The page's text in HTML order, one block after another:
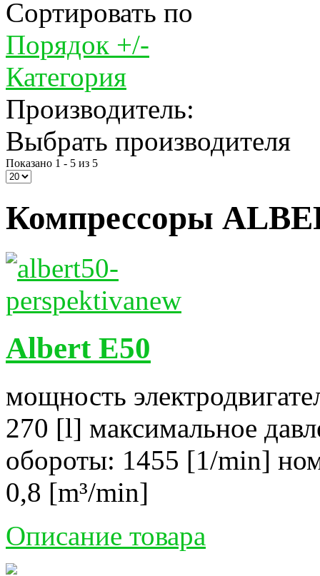
Сортировать по
Порядок +/-
Категория
Производитель:
Выбрать производителя
Показано 1 - 5 из 5
Компрессоры
Albert E50
мощность
270 [l] максимальное
обороты: 1455 [1/min]
0,8 [m³/min]
Описание товара